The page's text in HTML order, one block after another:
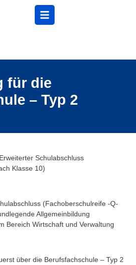
Menü
für die
– Typ 2
Schulabschluss
Klasse 10)
(Fachoberschulreife -Q-
Allgemeinbildung
Bereich Wirtschaft und Verwaltung
über die Berufsfachschule – Typ 2